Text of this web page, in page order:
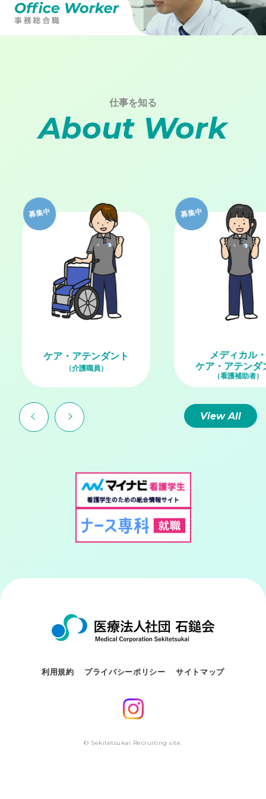
仕事を知る
About Work
＜
募集中
ケア・アテンダント
（介護職員）
募集中
メディカル・
ケア・アテンダン
（看護補助者）
＞ View All
利用規約 プライバシーポリシー サイトマップ
© Sekitetsukai Recruiting site.